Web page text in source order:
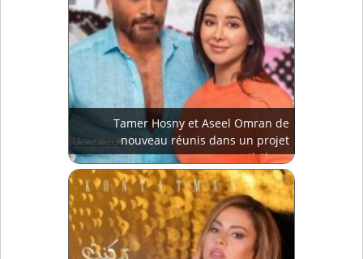
Tamer Hosny et Aseel Omran de
nouveau réunis dans un projet
artistique